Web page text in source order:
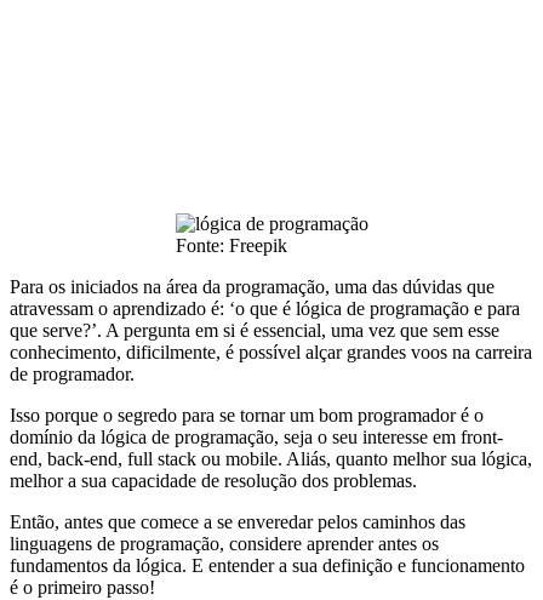
Fonte: Freepik
Para os iniciados na área da programação, uma das dúvidas que
atravessam o aprendizado é: ‘o que é lógica de programação e para
que serve?’. A pergunta em si é essencial, uma vez que sem esse
conhecimento, dificilmente, é possível alçar grandes voos na carreira
de programador.
Isso porque o segredo para se tornar um bom programador é o
domínio da lógica de programação, seja o seu interesse em front-
end, back-end, full stack ou mobile. Aliás, quanto melhor sua lógica,
melhor a sua capacidade de resolução dos problemas.
Então, antes que comece a se enveredar pelos caminhos das
linguagens de programação, considere aprender antes os
fundamentos da lógica. E entender a sua definição e funcionamento
é o primeiro passo!